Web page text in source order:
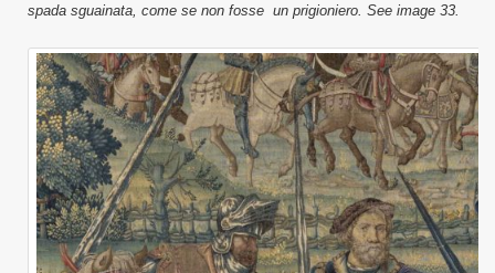
spada sguainata, come se non fosse un prigioniero. See image 33.